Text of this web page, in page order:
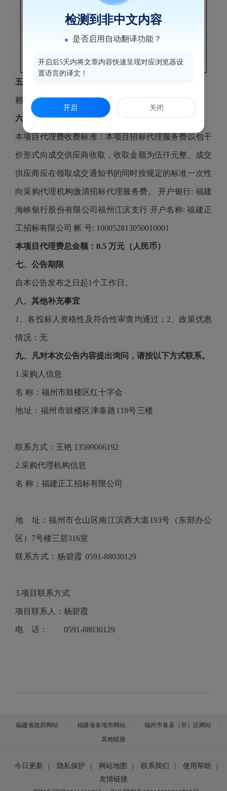
培训获
数7
00
人
五、评审专家（单一来源采购人员）名单：
赖丽姗 米军生 王艳
六、代理服务收费标准及金额：
本项目代理费收费标准：本项目招标代理服务费以包干
价形式向成交供应商收取，收取金额为伍仟元整。成交
供应商应在领取成交通知书的同时按规定的标准一次性
向采购代理机构缴清招标代理服务费。 开户银行: 福建
海峡银行股份有限公司福州江滨支行 开户名称: 福建正
工招标有限公司 帐 号: 100052813050010001
本项目代理费总金额： 0.5 万元（人民币）
七、公告期限
自本公告发布之日起1个工作日。
八、其他补充事宜
1、各投标人资格性及符合性审查均通过；2、政策优惠
情况：无
九、凡对本次公告内容提出询问，请按以下方式联系。
1.采购人信息
名 称：福州市鼓楼区红十字会
地址：福州市鼓楼区津泰路118号三楼
联系方式：王艳 13599066192
2.采购代理机构信息
名 称：福建正工招标有限公司
地 址：福州市仓山区南江滨西大道193号（东部办公
区）7号楼三层316室
联系方式：杨碧霞 0591-88030129
3.项目联系方式
项目联系人：杨碧霞
电 话： 0591-88030129
福建省政府网站 福建省各地市网站
福州市各县（市）区网站
其他链接
今日更新 隐私保护 网站地图 联系我们 使用帮助
友情链接
检测到非中文内容
是否启用自动翻译功能？
开启后5天内将文章内容快速呈现对应浏览器设
置语言的译文！
开启 关闭